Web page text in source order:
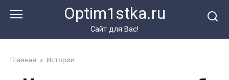
Optim1stka.ru
Сайт для Вас!
Главная » Истории